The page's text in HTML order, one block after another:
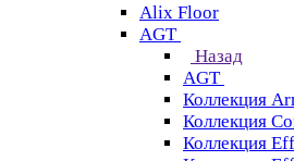
Alix Floor
AGT
Назад
AGT
Коллекция
Коллекция
Коллекция